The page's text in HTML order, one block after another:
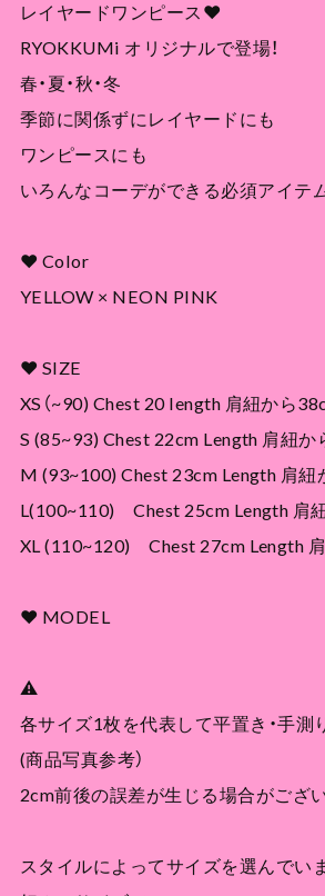
レイヤードワンピース❤︎
RYOKKUMi オリジナルで登場！
春・夏・秋・冬
季節に関係ずにレイヤードにも
ワンピースにも
いろんなコーデができる必須アイテ
❤︎ Color
YELLOW × NEON PINK
❤︎ SIZE
XS（~90) Chest 20 length 肩紐から
S (85~93) Chest 22cm Length 肩紐か
M (93~100) Chest 23cm Length 肩紐
L(100~110) Chest 25cm Length 肩
XL (110~120) Chest 27cm Length
❤︎ MODEL
⚠
各サイズ1枚を代表して平置き・手測
(商品写真参考）
2cm前後の誤差が生じる場合がござい
スタイルによってサイズを選んでい